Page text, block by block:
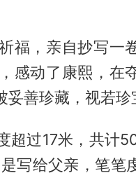
福，亲自抄写一
感动了康熙，在
妥善珍藏，视若
超过17米，共计
写给父亲，笔笔